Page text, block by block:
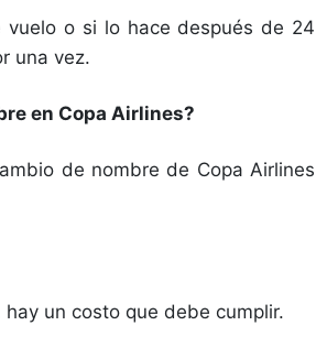
o si lo hace después de 24
una vez.
en Copa Airlines?
de nombre de Copa Airlines
un costo que debe cumplir.